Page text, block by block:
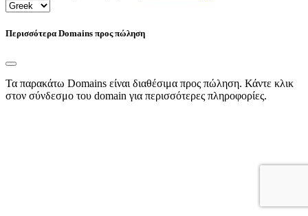
Περισσότερα Domains προς πώληση
Τα παρακάτω Domains είναι διαθέσιμα προς πώληση. Κάντε κλικ
στον σύνδεσμο του domain για περισσότερες πληροφορίες.